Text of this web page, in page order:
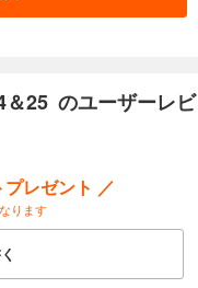
25 のユーザーレビ
レゼント ／
ります